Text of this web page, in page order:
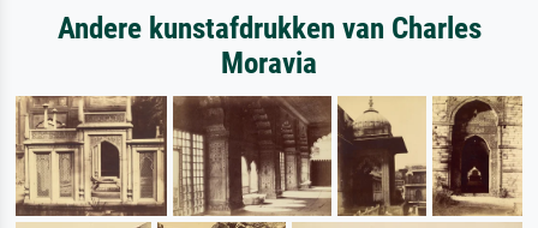
Andere kunstafdrukken van Charles
Moravia